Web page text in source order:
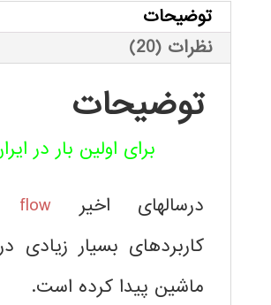
Flow
در
پردازش
تصویر
عدد
توضیحات
نظرات (20)
توضیحات
برای اولین بار در
درسالهای اخیر flow
کاربردهای بسیار زیادی
ماشین پیدا کرده است.